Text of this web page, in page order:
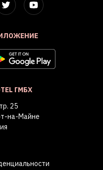
ГМБХ
25
на-Майне